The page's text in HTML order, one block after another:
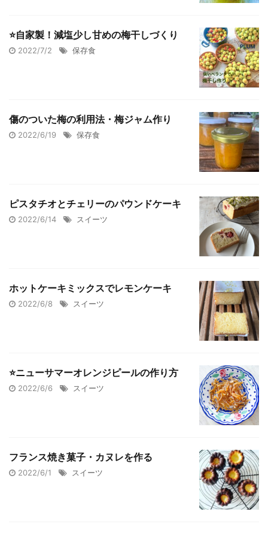
⭐️自家製！減塩少し甘めの梅干しづくり
2022/7/2 保存食
傷のついた梅の利用法・梅ジャム作り
2022/6/19 保存食
ピスタチオとチェリーのパウンドケーキ
2022/6/14 スイーツ
ホットケーキミックスでレモンケーキ
2022/6/8 スイーツ
⭐️ニューサマーオレンジピールの作り方
2022/6/6 スイーツ
フランス焼き菓子・カヌレを作る
2022/6/1 スイーツ